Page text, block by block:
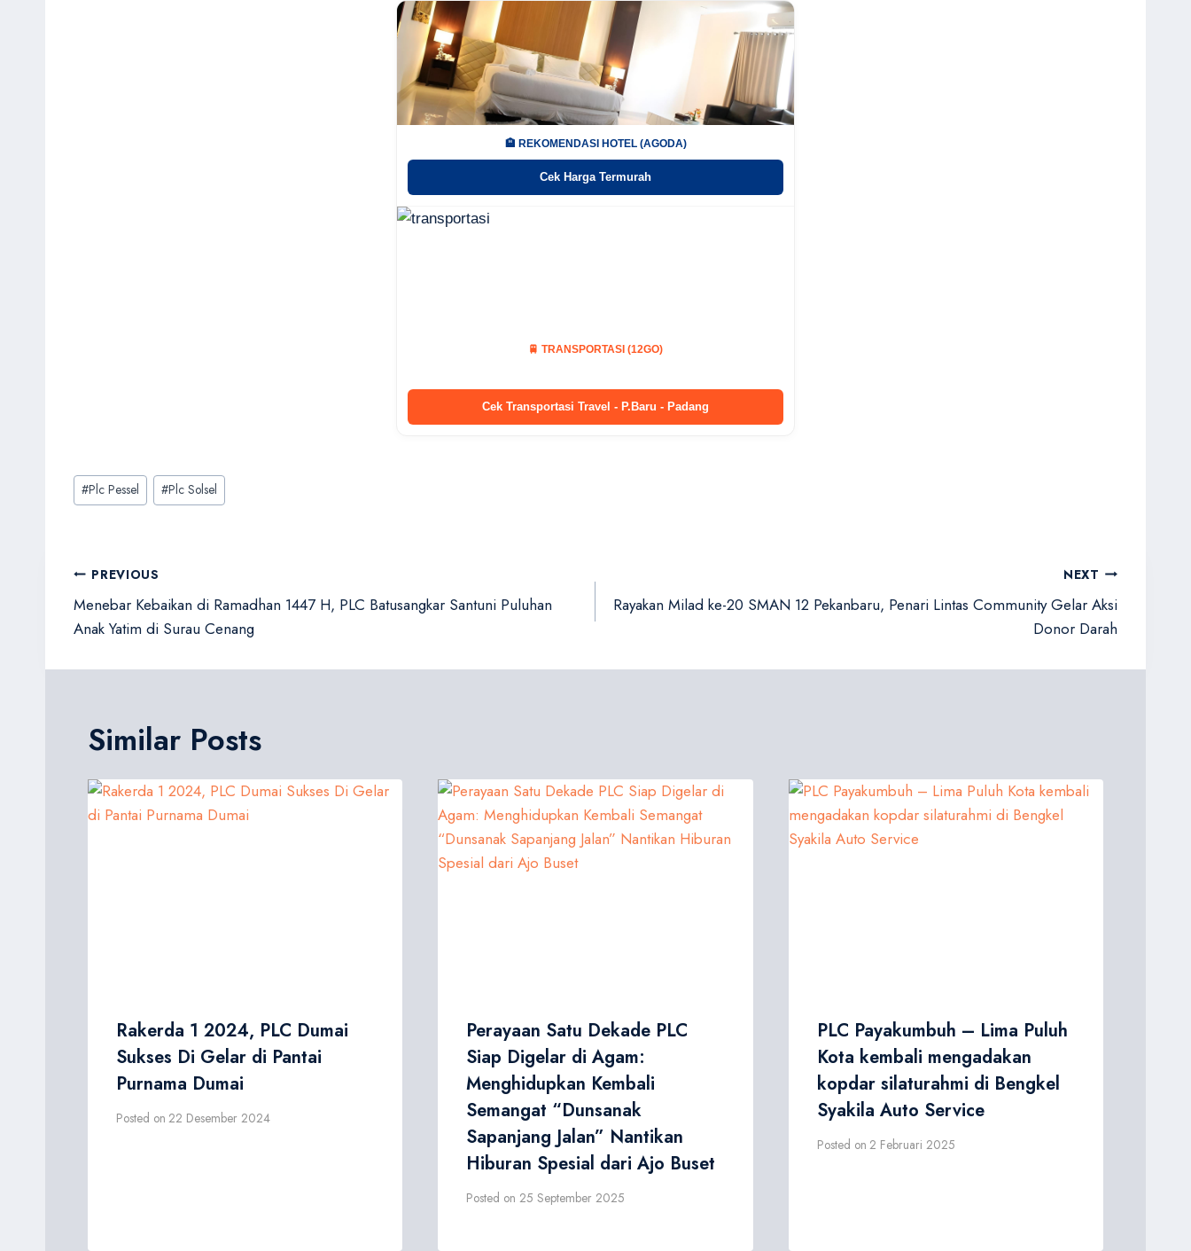
🏨 REKOMENDASI HOTEL (AGODA)
Cek Harga Termurah
🚆 TRANSPORTASI (12GO)
Cek Transportasi Travel - P.Baru - Padang
Post
Tags:
#Plc Pessel #Plc Solsel
Navigasi
pos
PREVIOUS
Menebar Kebaikan di Ramadhan 1447 H, PLC Batusangkar Santuni Puluhan
Anak Yatim di Surau Cenang
NEXT
Rayakan Milad ke-20 SMAN 12 Pekanbaru, Penari Lintas Community Gelar Aksi
Donor Darah
Similar Posts
Rakerda 1 2024, PLC Dumai
Sukses Di Gelar di Pantai
Purnama Dumai
Posted on 22 Desember 2024
Perayaan Satu Dekade PLC
Siap Digelar di Agam:
Menghidupkan Kembali
Semangat “Dunsanak
Sapanjang Jalan” Nantikan
Hiburan Spesial dari Ajo Buset
Posted on 25 September 2025
PLC Payakumbuh – Lima Puluh
Kota kembali mengadakan
kopdar silaturahmi di Bengkel
Syakila Auto Service
Posted on 2 Februari 2025